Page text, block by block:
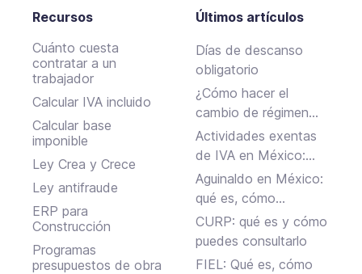
Recursos
Cuánto cuesta
contratar a un
trabajador
Calcular IVA incluido
Calcular base
imponible
Ley Crea y Crece
Ley antifraude
ERP para
Construcción
Programas
presupuestos de obra
Últimos artículos
Días de descanso
obligatorio
¿Cómo hacer el
cambio de régimen
fiscal ante el SAT en
México?
Actividades exentas
de IVA en México:
ejemplos y reglas
clave
Aguinaldo en México:
qué es, cómo
calcularlo y cuándo se
paga
CURP: qué es y cómo
puedes consultarlo
FIEL: Qué es, cómo